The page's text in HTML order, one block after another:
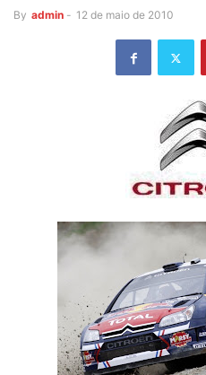
By admin - 12 de maio de 2010